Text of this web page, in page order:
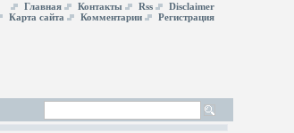
Главная Контакты Rss
Disclaimer
Карта сайта
Комментарии Регистрация